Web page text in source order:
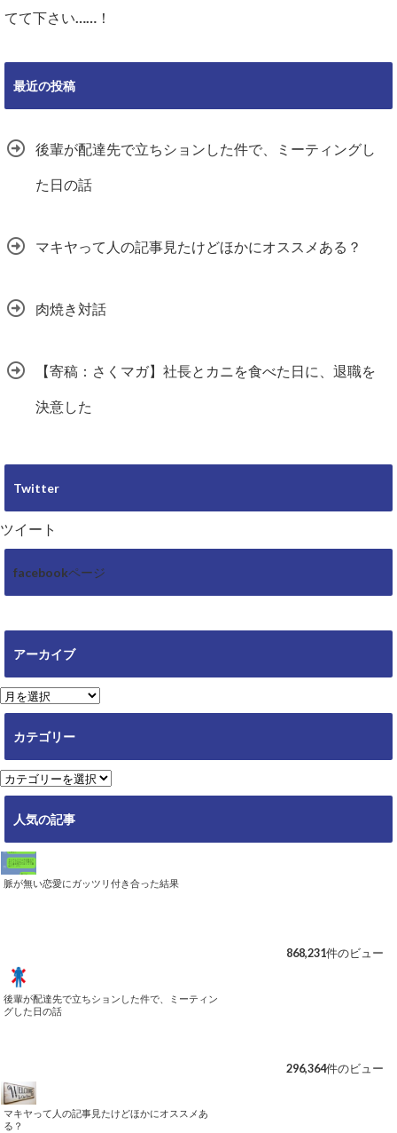
てて下さい……！
最近の投稿
後輩が配達先で立ちションした件で、ミーティングし
た日の話
マキヤって人の記事見たけどほかにオススメある？
肉焼き対話
【寄稿：さくマガ】社長とカニを食べた日に、退職を
決意した
Twitter
ツイート
facebookページ
アーカイブ
ア
ー
ブ
カテゴリー
カ
テ
ー
人気の記事
脈が無い恋愛にガッツリ付き合った結果
868,231件のビュー
後輩が配達先で立ちションした件で、ミーティン
グした日の話
296,364件のビュー
マキヤって人の記事見たけどほかにオススメあ
る？